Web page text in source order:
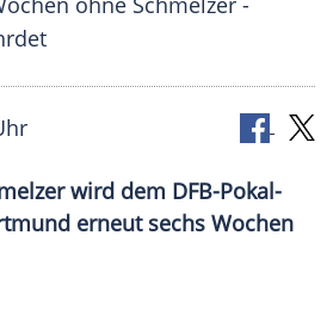
wird dem DFB-Pokal-
erneut sechs Wochen